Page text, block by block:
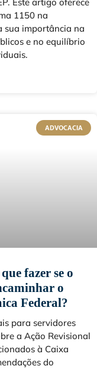
1150 na
sua importância na
e no equilíbrio
ADVOCACIA
fazer se o
o
Federal?
para servidores
a Ação Revisional
à Caixa
do